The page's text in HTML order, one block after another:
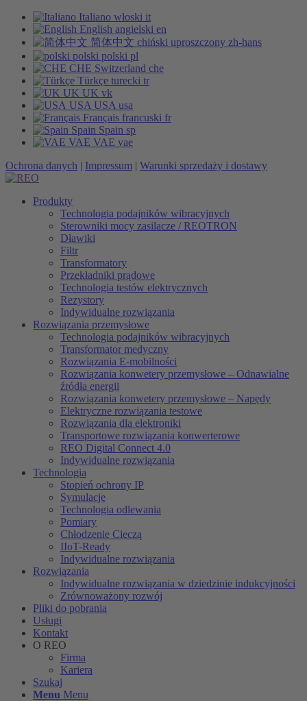
Italiano włoski it
English angielski en
简体中文 chiński uproszczony zh-hans
polski polski pl
CHE Switzerland che
Türkçe turecki tr
UK UK vk
USA USA usa
Français francuski fr
Spain Spain sp
VAE VAE vae
Ochrona danych | Impressum | Warunki sprzedaży i dostawy
Produkty
Technologia podajników wibracyjnych
Sterowniki mocy zasilacze / REOTRON
Dławiki
Filtr
Transformatory
Przekładniki prądowe
Technologia testów elektrycznych
Rezystory
Indywidualne rozwiązania
Rozwiązania przemysłowe
Technologia podajników wibracyjnych
Transformator medyczny
Rozwiązania E-mobilności
Rozwiązania konwetery przemysłowe – Odnawialne
źródła energii
Rozwiązania konwetery przemysłowe – Napędy
Elektryczne rozwiązania testowe
Rozwiązania dla elektroniki
Transportowe rozwiązania konwerterowe
REO Digital Connect 4.0
Indywidualne rozwiązania
Technologia
Stopień ochrony IP
Symulacje
Technologia odlewania
Pomiary
Chłodzenie Cieczą
IIoT-Ready
Indywidualne rozwiązania
Rozwiązania
Indywidualne rozwiązania w dziedzinie indukcyjności
Zrównoważony rozwój
Pliki do pobrania
Usługi
Kontakt
O REO
Firma
Kariera
Szukaj
Menu Menu